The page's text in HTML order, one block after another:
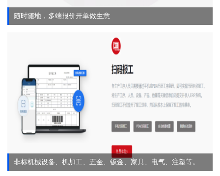
随时随地，多端报价开单做生意
非标机械设备、机加工、五金、钣金、家具、电气、注塑等。